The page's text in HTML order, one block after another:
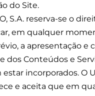
do Site.
S.A. reserva-se o
em qualquer
a apresentação e
dos Conteúdos e
estar incorporados. O
e aceita que em